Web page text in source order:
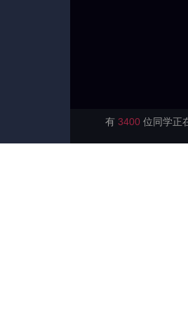
有 3400 位同学正